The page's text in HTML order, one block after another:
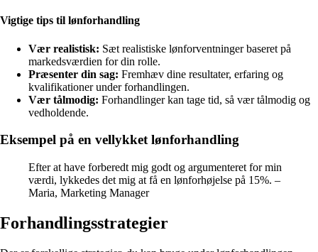
Vigtige tips til lønforhandling
Vær realistisk: Sæt realistiske lønforventninger baseret på
markedsværdien for din rolle.
Præsenter din sag: Fremhæv dine resultater, erfaring og
kvalifikationer under forhandlingen.
Vær tålmodig: Forhandlinger kan tage tid, så vær tålmodig og
vedholdende.
Eksempel på en vellykket lønforhandling
Efter at have forberedt mig godt og argumenteret for min
værdi, lykkedes det mig at få en lønforhøjelse på 15%. –
Maria, Marketing Manager
Forhandlingsstrategier